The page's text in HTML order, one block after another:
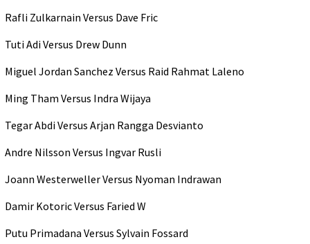
Rafli Zulkarnain Versus Dave Fric
Tuti Adi Versus Drew Dunn
Miguel Jordan Sanchez Versus Raid Rahmat Laleno
Ming Tham Versus Indra Wijaya
Tegar Abdi Versus Arjan Rangga Desvianto
Andre Nilsson Versus Ingvar Rusli
Joann Westerweller Versus Nyoman Indrawan
Damir Kotoric Versus Faried W
Putu Primadana Versus Sylvain Fossard